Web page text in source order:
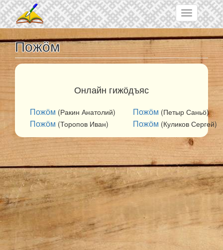
Skip to main content
Toggle
navigation
Пожӧм
Онлайн гижӧдъяс
Пожӧм (Ракин Анатолий)
Пожӧм (Торопов Иван)
Пожӧм (Петыр Саньӧ)
Пожӧм (Куликов Сергей)